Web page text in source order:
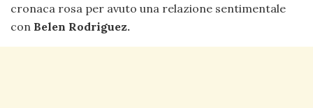
cronaca rosa per avuto una relazione sentimentale
con Belen Rodriguez.